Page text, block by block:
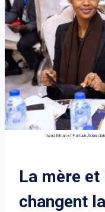
Ilwad Elman et Fartuun Adan,
La mère
changent